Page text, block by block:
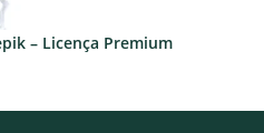
– Licença Premium